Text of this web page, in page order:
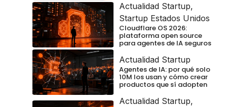
Actualidad Startup,
Startup Estados Unidos
Cloudflare OS 2026:
plataforma open source
para agentes de IA seguros
Actualidad Startup
Agentes de IA: por qué solo
10M los usan y cómo crear
productos que sí adopten
Actualidad Startup,